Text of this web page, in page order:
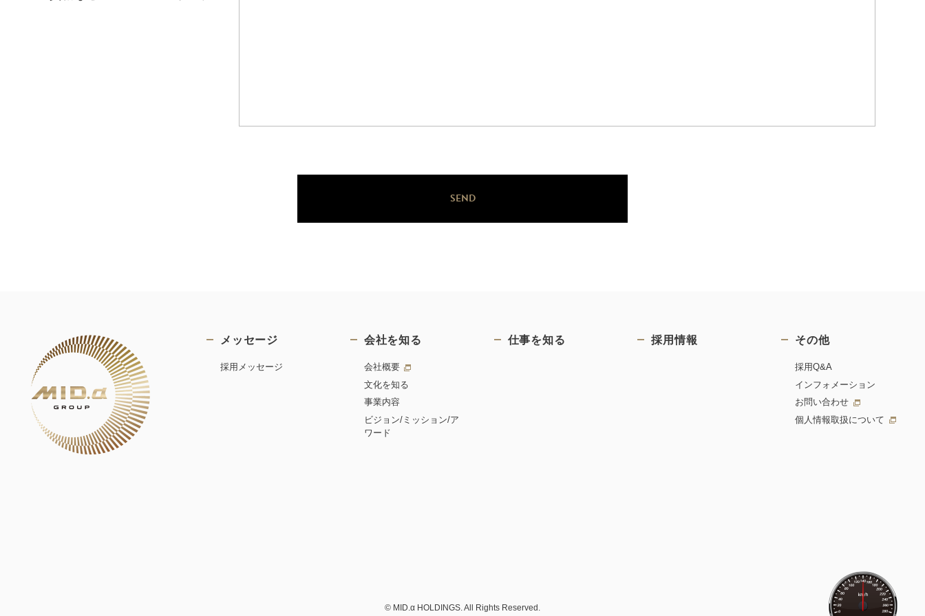
メッセージ
採用メッセージ
会社を知る
会社概要
文化を知る
事業内容
ビジョン/ミッション/ア
ワード
仕事を知る 採用情報 その他
採用Q&A
インフォメーション
お問い合わせ
個人情報取扱について
© MID.α HOLDINGS. All Rights Reserved.